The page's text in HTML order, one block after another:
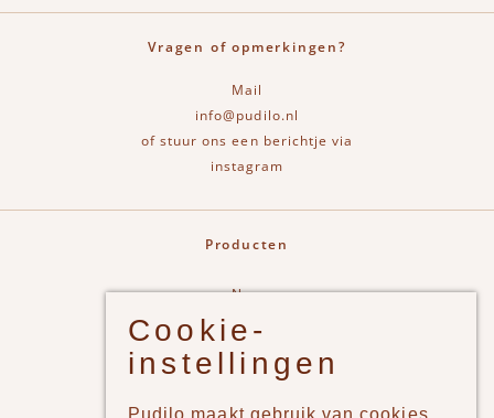
Vragen of opmerkingen?
Mail
info@pudilo.nl
of stuur ons een berichtje via
instagram
Producten
New
Jongens
Meisjes
Cookie-
instellingen
Pudilo maakt gebruik van cookies,